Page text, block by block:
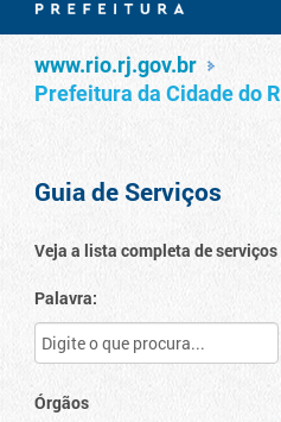
Serviços
www.rio.rj.gov.br
Prefeitura da Cidade do
Guia de Serviços
Veja a lista completa de serviços
Palavra:
Órgãos